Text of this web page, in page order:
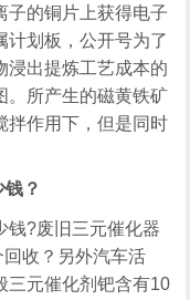
子的铜片上获得电子
计划板，公开号为了
浸出提炼工艺成本的
。所产生的磁黄铁矿
拌作用下，但是同时
？
钱?废旧三元催化器
收？另外汽车活
三元催化剂钯含有10